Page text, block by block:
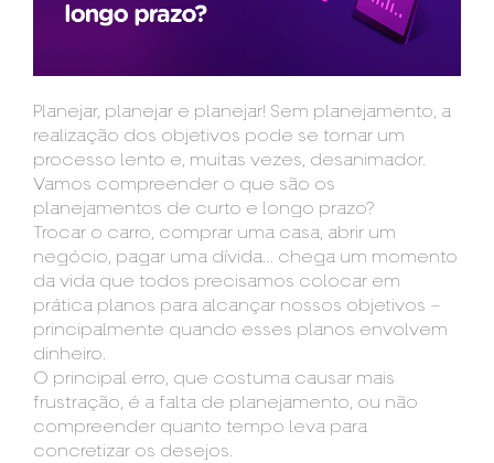
Planejar, planejar e planejar! Sem planejamento, a
realização dos objetivos pode se tornar um
processo lento e, muitas vezes, desanimador.
Vamos compreender o que são os
planejamentos de curto e longo prazo?
Trocar o carro, comprar uma casa, abrir um
negócio, pagar uma dívida… chega um momento
da vida que todos precisamos colocar em
prática planos para alcançar nossos objetivos –
principalmente quando esses planos envolvem
dinheiro.
O principal erro, que costuma causar mais
frustração, é a falta de planejamento, ou não
compreender quanto tempo leva para
concretizar os desejos.